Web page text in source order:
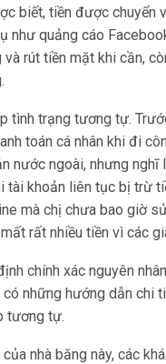
biết, tiền được chuyển
quảng cáo
rút tiền mặt khi cần,
tình trạng tương tự.
toán cá nhân khi đi
nước ngoài, nhưng nghĩ
tài khoản liên tục bị trừ
mà chị chưa bao giờ
rất nhiều tiền vì các
chính xác nguyên
những hướng dẫn chi
tương tự.
nhà băng này, các